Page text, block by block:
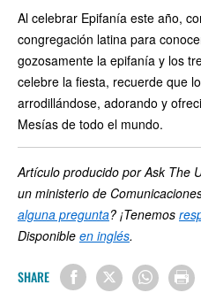
Al celebrar Epifanía este año,
congregación latina para
gozosamente la epifanía y los
celebre la fiesta, recuerde que
arrodillándose, adorando y
Mesías de todo el mundo.
Artículo producido por Ask The
un ministerio de
alguna pregunta? ¡Tenemos
Disponible en inglés.
SHARE